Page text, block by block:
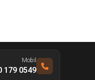
Mobil
0549 179 70 70